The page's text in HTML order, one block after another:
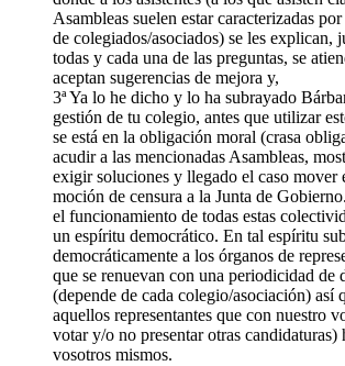
Asambleas suelen estar caracterizadas
de colegiados/asociados) se les explican,
todas y cada una de las preguntas, se
aceptan sugerencias de mejora y,
3ª Ya lo he dicho y lo ha subrayado
gestión de tu colegio, antes que utilizar
se está en la obligación moral (crasa
acudir a las mencionadas Asambleas,
exigir soluciones y llegado el caso mover
moción de censura a la Junta de
el funcionamiento de todas estas
un espíritu democrático. En tal espíritu
democráticamente a los órganos de
que se renuevan con una periodicidad de
(depende de cada colegio/asociación) así
aquellos representantes que con nuestro
votar y/o no presentar otras candidaturas)
vosotros mismos.